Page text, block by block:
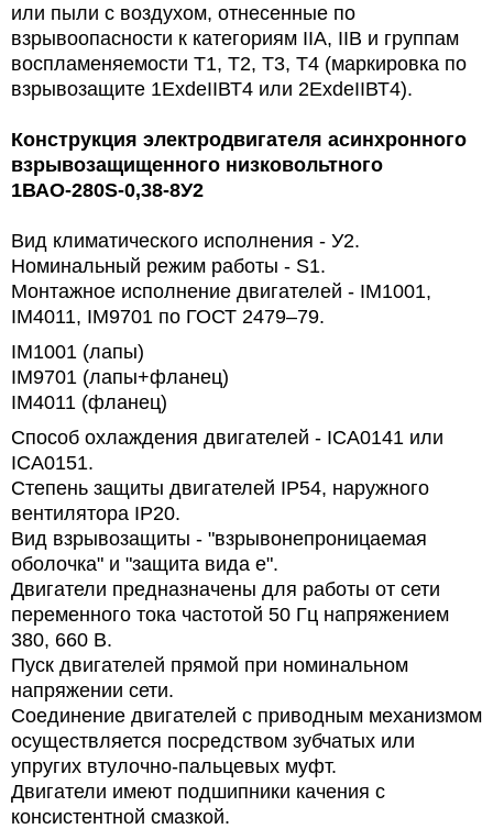
или пыли с воздухом, отнесенные по
взрывоопасности к категориям IIА, IIВ и группам
воспламеняемости Т1, Т2, Т3, Т4 (маркировка по
взрывозащите 1ЕхdeIIВТ4 или 2ЕхdeIIВТ4).
Конструкция электродвигателя асинхронного
взрывозащищенного низковольтного
1ВАО-280S-0,38-8У2
Вид климатического исполнения - У2.
Номинальный режим работы - S1.
Монтажное исполнение двигателей - IM1001,
IM4011, IM9701 по ГОСТ 2479–79.
IM1001 (лапы)
IM9701 (лапы+фланец)
IM4011 (фланец)
Способ охлаждения двигателей - ICA0141 или
ICA0151.
Степень защиты двигателей IP54, наружного
вентилятора IP20.
Вид взрывозащиты - "взрывонепроницаемая
оболочка" и "защита вида е".
Двигатели предназначены для работы от сети
переменного тока частотой 50 Гц напряжением
380, 660 В.
Пуск двигателей прямой при номинальном
напряжении сети.
Соединение двигателей с приводным механизмом
осуществляется посредством зубчатых или
упругих втулочно-пальцевых муфт.
Двигатели имеют подшипники качения с
консистентной смазкой.